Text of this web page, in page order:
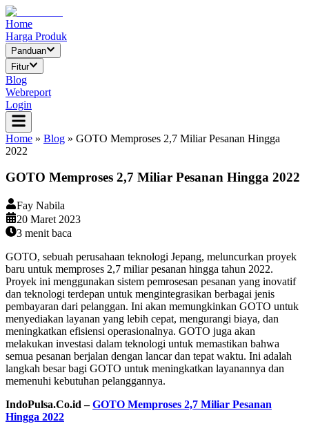
Home
Harga Produk
Panduan
Fitur
Blog
Webreport
Login
Home » Blog » GOTO Memproses 2,7 Miliar Pesanan Hingga
2022
GOTO Memproses 2,7 Miliar Pesanan Hingga 2022
Fay Nabila
20 Maret 2023
3 menit baca
GOTO, sebuah perusahaan teknologi Jepang, meluncurkan proyek
baru untuk memproses 2,7 miliar pesanan hingga tahun 2022.
Proyek ini menggunakan sistem pemrosesan pesanan yang inovatif
dan teknologi terdepan untuk mengintegrasikan berbagai jenis
pembayaran dari pelanggan. Ini akan memungkinkan GOTO untuk
menyediakan layanan yang lebih cepat, mengurangi biaya, dan
meningkatkan efisiensi operasionalnya. GOTO juga akan
melakukan investasi dalam teknologi untuk memastikan bahwa
semua pesanan berjalan dengan lancar dan tepat waktu. Ini adalah
langkah besar bagi GOTO untuk meningkatkan layanannya dan
memenuhi kebutuhan pelanggannya.
IndoPulsa.Co.id –GOTO Memproses 2,7 Miliar Pesanan
Hingga 2022